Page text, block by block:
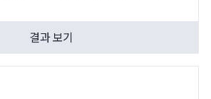
결과 보기